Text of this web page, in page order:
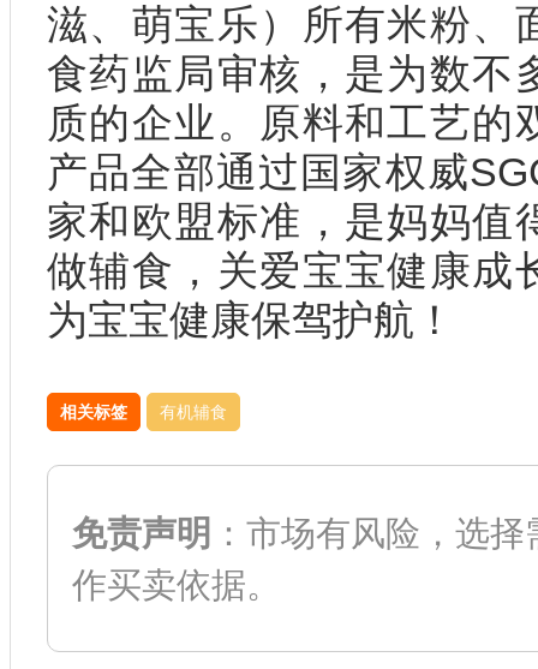
滋、萌宝乐）所有米粉、
食药监局审核，是为数不
质的企业。原料和工艺的
产品全部通过国家权威
家和欧盟标准，是妈妈值
做辅食，关爱宝宝健康成
为宝宝健康保驾护航！
相关标签 有机辅食
免责声明 ：市场有风险，选
作买卖依据。